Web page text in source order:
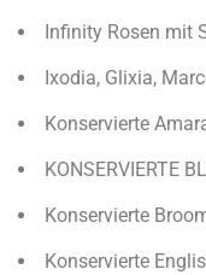
Infinity Rosen mit
Ixodia, Glixia,
Konservierte
KONSERVIERTE
Konservierte
Konservierte